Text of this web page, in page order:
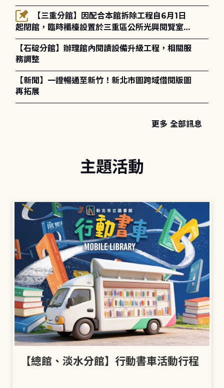
網路升級更新將暫停服務。
起閉館，臨時櫃檯設置於三重區公所光興閱覽室，
造成不便，敬請見諒。
【石碇分館】辦理館內閱讀設備升級工程，相關服
務調整
【新聞】一證暢通至新竹！新北市圖跨域借閱版圖
再拓展
更多 全部訊息
主題活動
【總館、淡水分館】行動書車活動行程